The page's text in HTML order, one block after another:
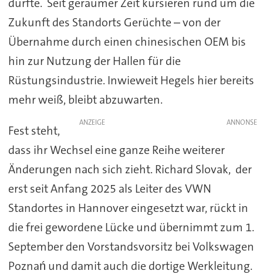
dürfte. Seit geraumer Zeit kursieren rund um die
Zukunft des Standorts Gerüchte – von der
Übernahme durch einen chinesischen OEM bis
hin zur Nutzung der Hallen für die
Rüstungsindustrie. Inwieweit Hegels hier bereits
mehr weiß, bleibt abzuwarten.
ANZEIGE
Fest steht,
dass ihr Wechsel eine ganze Reihe weiterer
Änderungen nach sich zieht. Richard Slovak, der
erst seit Anfang 2025 als Leiter des VWN
Standortes in Hannover eingesetzt war, rückt in
die frei gewordene Lücke und übernimmt zum 1.
September den Vorstandsvorsitz bei Volkswagen
Poznań und damit auch die dortige Werkleitung.